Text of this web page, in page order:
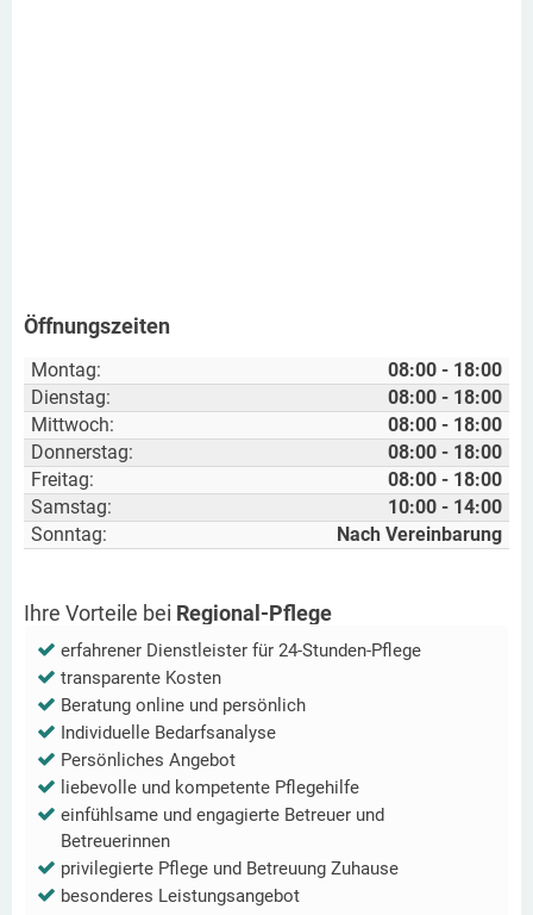
Öffnungszeiten
Montag:
08:00 - 18:00
Dienstag:
08:00 - 18:00
Mittwoch:
08:00 - 18:00
Donnerstag:
08:00 - 18:00
Freitag:
08:00 - 18:00
Samstag:
10:00 - 14:00
Sonntag:
Nach Vereinbarung
Ihre Vorteile bei Regional-Pflege
erfahrener Dienstleister für 24-Stunden-Pflege
transparente Kosten
Beratung online und persönlich
Individuelle Bedarfsanalyse
Persönliches Angebot
liebevolle und kompetente Pflegehilfe
einfühlsame und engagierte Betreuer und
Betreuerinnen
privilegierte Pflege und Betreuung Zuhause
besonderes Leistungsangebot